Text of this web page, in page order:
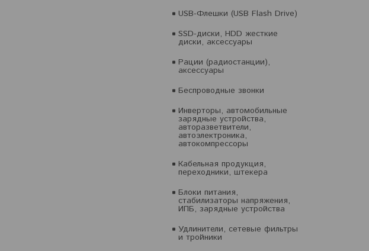
USB-Флешки (USB Flash Drive)
SSD-диски, HDD жесткие
диски, аксессуары
Рации (радиостанции),
аксессуары
Беспроводные звонки
Инверторы, автомобильные
зарядные устройства,
авторазветвители,
автоэлектроника,
автокомпрессоры
Кабельная продукция,
переходники, штекера
Блоки питания,
стабилизаторы напряжения,
ИПБ, зарядные устройства
Удлинители, сетевые фильтры
и тройники